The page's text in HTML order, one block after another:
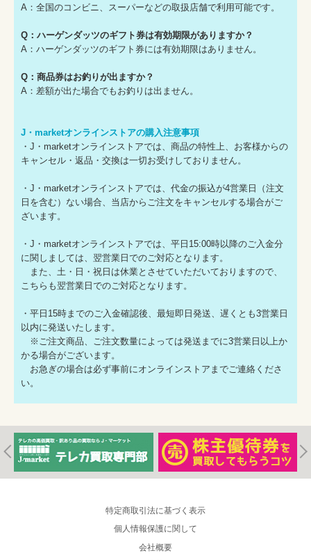
A：全国のコンビニ、スーパーなどの取扱店舗で利用可能です。
Q：ハーゲンダッツのギフト券は有効期限がありますか？
A：ハーゲンダッツのギフト券には有効期限はありません。
Q：商品券はお釣りが出ますか？
A：差額が出た場合でもお釣りは出ません。
J・marketオンラインストアの購入注意事項
・J・marketオンラインストアでは、商品の特性上、お客様からの
キャンセル・返品・交換は一切お受けしておりません。
・J・marketオンラインストアでは、代金の振込が4営業日（注文
日を含む）ない場合、当店からご注文をキャンセルする場合がご
ざいます。
・J・marketオンラインストアでは、平日15:00時以降のご入金分
に関しましては、翌営業日でのご対応となります。
また、土・日・祝日は休業とさせていただいておりますので、
こちらも翌営業日でのご対応となります。
・平日15時までのご入金確認後、最短即日発送、遅くとも3営業日
以内に発送いたします。
※ご注文商品、ご注文数量によっては発送までに3営業日以上か
かる場合がございます。
お急ぎの場合は必ず事前にオンラインストアまでご連絡くださ
い。
特定商取引法に基づく表示
個人情報保護に関して
会社概要